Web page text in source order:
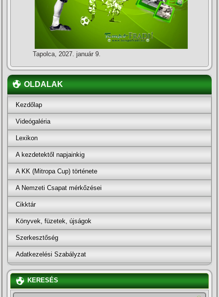
Tapolca, 2027. január 9.
OLDALAK
Kezdőlap
Videógaléria
Lexikon
A kezdetektől napjainkig
A KK (Mitropa Cup) története
A Nemzeti Csapat mérkőzései
Cikktár
Könyvek, füzetek, újságok
Szerkesztőség
Adatkezelési Szabályzat
KERESÉS